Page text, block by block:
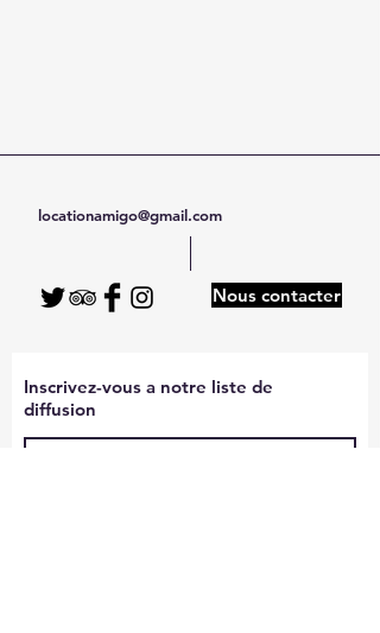
locationamigo@gmail.com
Nous contacter
Inscrivez-vous a notre liste de
diffusion